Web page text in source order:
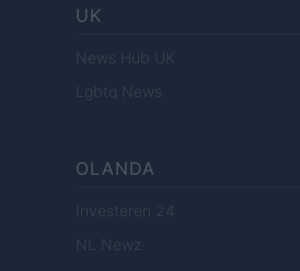
UK
News Hub UK
Lgbtq News
OLANDA
Investeren 24
NL Newz